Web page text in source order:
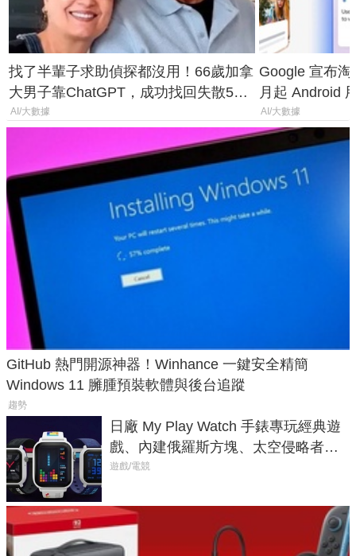
找了半輩子求助偵探都沒用！66歲加拿
大男子靠ChatGPT，成功找回失散50
年家人
AI/大數據
Google 宣布
月起 Android
AI/大數據
GitHub 熱門開源神器！Winhance 一鍵安全精簡
Windows 11 臃腫預裝軟體與後台追蹤
趨勢
日廠 My Play Watch 手錶專玩經典遊
戲、內建俄羅斯方塊、太空侵略者，
不過竟然不能連手機？
遊戲/電競